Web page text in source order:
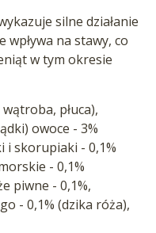
silne działanie
na stawy, co
w tym okresie
płuca),
owoce - 3%
i skorupiaki - 0,1%
- 0,1%
piwne - 0,1%,
- 0,1% (dzika róża),